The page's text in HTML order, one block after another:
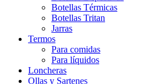
Botellas Térmicas
Botellas Tritan
Jarras
Termos
Para comidas
Para líquidos
Loncheras
Ollas y Sartenes